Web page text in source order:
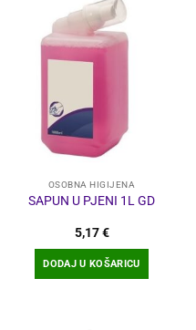
OSOBNA HIGIJENA
SAPUN U PJENI 1L GD
5,17€
DODAJ U KOŠARICU